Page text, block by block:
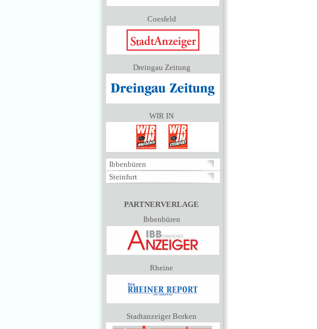
Coesfeld
Dreingau Zeitung
WIR IN
Ibbenbüren
Steinfurt
PARTNERVERLAGE
Ibbenbüren
Rheine
Stadtanzeiger Borken